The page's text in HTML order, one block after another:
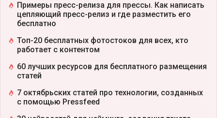
Примеры пресс-релиза для прессы. Как написать
цепляющий пресс-релиз и где разместить его
бесплатно
Топ-20 бесплатных фотостоков для всех, кто
работает с контентом
60 лучших ресурсов для бесплатного размещения
статей
7 октябрьских статей про технологии, созданных
с помощью Pressfeed